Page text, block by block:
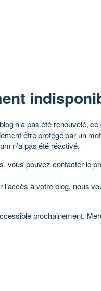
n’a pas été renouvelé,
être protégé par un
n’a pas été réactivé.
vous pouvez contacter le
l’accès à votre blog, nous
prochainement.